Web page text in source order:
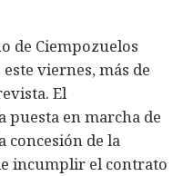
de Ciempozuelos
viernes, más de
El
puesta en marcha de
de la
incumplir el contrato